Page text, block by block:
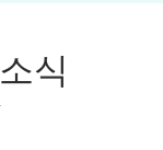
소식